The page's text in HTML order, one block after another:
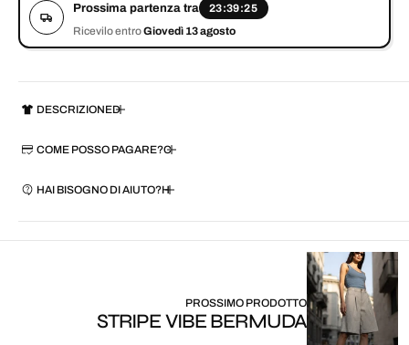
Prossima partenza tra
23:39:25
Ricevilo entroGiovedì 13 agosto
DESCRIZIONE
COME POSSO PAGARE?
HAI BISOGNO DI AIUTO?
PROSSIMO PRODOTTO
STRIPE VIBE BERMUDA